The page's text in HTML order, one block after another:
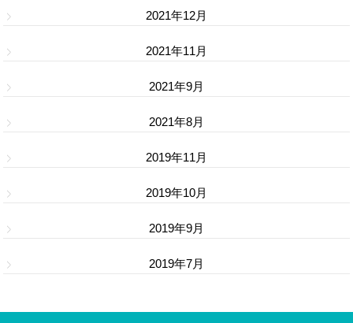
2021年12月
2021年11月
2021年9月
2021年8月
2019年11月
2019年10月
2019年9月
2019年7月